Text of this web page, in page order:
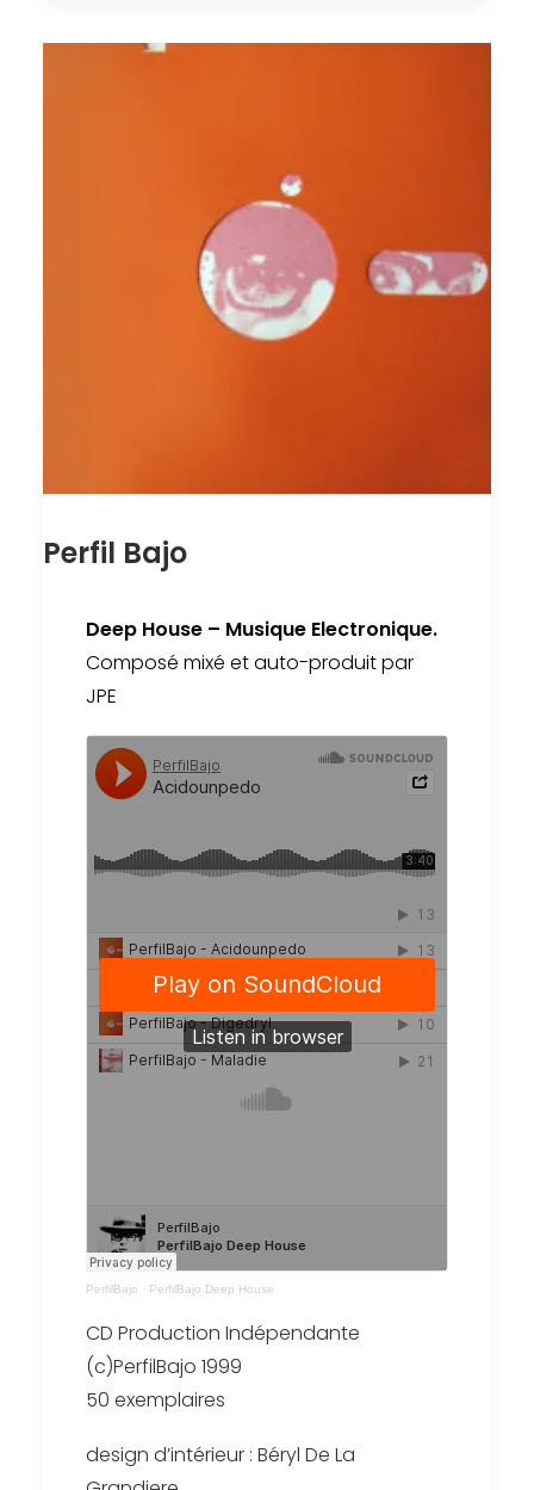
Perfil Bajo
Deep House – Musique Electronique.
Composé mixé et auto-produit par
JPE
PerfilBajo · PerfilBajo Deep House
CD Production Indépendante
(c)PerfilBajo 1999
50 exemplaires
design d’intérieur : Béryl De La